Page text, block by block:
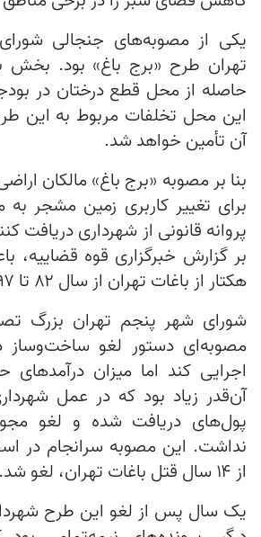
یکی از مصوبه‌های جنجالی
تهران طرح «برج باغ» بود. بخش
این محل تخلفات مربوط به این
آن تأمین خواهد شد.
بنا بر مصوبه «برج باغ» مالکان
برای تغییر کاربری زمین مشجر به
پروانه قانونی از شهرداری دریافت
هکتار از باغات تهران از سال ۸۲ تا ۹۷ شد.
شورای شهر پنجم تهران بزرگ
مصوبه‌ای دستور لغو ساخت‌وساز
اجرایی کند اما میزان
آن‌قدر زیاد بود که در عمل
پول‌های دریافت شده و لغو
از ۱۴ سال قتل باغات تهران، لغو شد.
یک سال پس از لغو این طرح